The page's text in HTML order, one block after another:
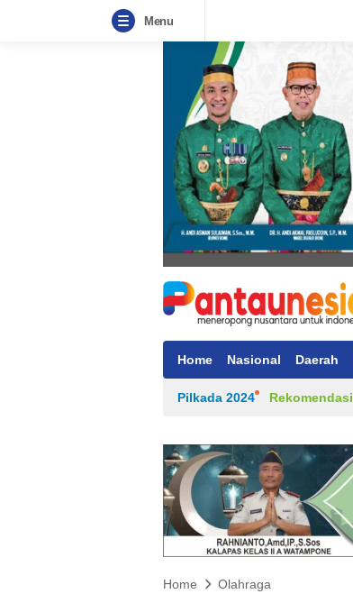
Menu
Home Nasional Daerah
Pilkada 2024 Rekomendasi
Home Olahraga